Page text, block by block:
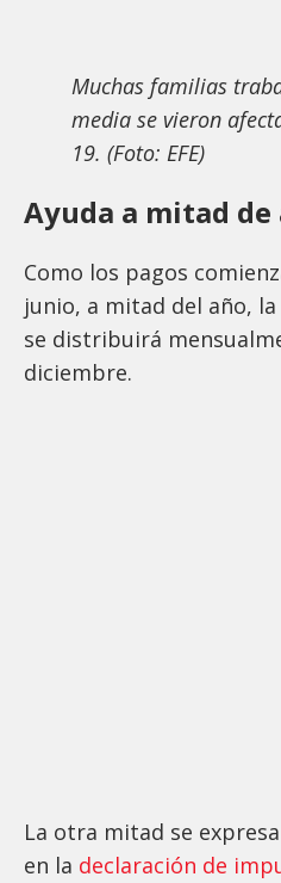
Muchas familias
media se vieron
19. (Foto: EFE)
Ayuda a mitad de
Como los pagos
junio, a mitad del año,
se distribuirá
diciembre.
La otra mitad se
en la declaración de